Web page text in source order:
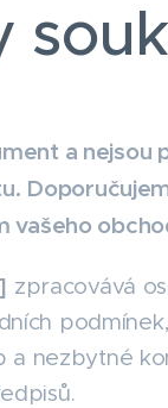
a nejsou
vašeho
zpracovává
nezbytné